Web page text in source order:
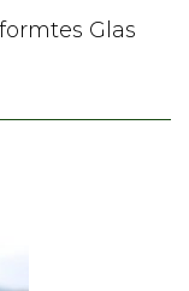
Glas